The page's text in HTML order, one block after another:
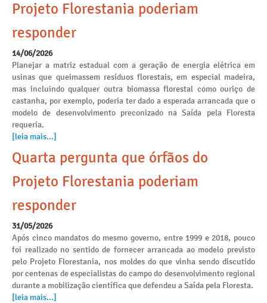
Projeto Florestania poderiam
responder
14/06/2026
Planejar a matriz estadual com a geração de energia elétrica em
usinas que queimassem resíduos florestais, em especial madeira,
mas incluindo qualquer outra biomassa florestal como ouriço de
castanha, por exemplo, poderia ter dado a esperada arrancada que o
modelo de desenvolvimento preconizado na Saída pela Floresta
requeria.
[leia mais...]
Quarta pergunta que órfãos do
Projeto Florestania poderiam
responder
31/05/2026
Após cinco mandatos do mesmo governo, entre 1999 e 2018, pouco
foi realizado no sentido de fornecer arrancada ao modelo previsto
pelo Projeto Florestania, nos moldes do que vinha sendo discutido
por centenas de especialistas do campo do desenvolvimento regional
durante a mobilização científica que defendeu a Saída pela Floresta.
[leia mais...]